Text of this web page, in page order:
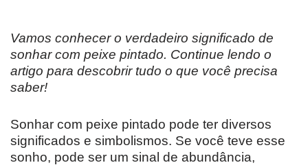
Vamos conhecer o verdadeiro significado de
sonhar com peixe pintado. Continue lendo o
artigo para descobrir tudo o que você precisa
saber!
Sonhar com peixe pintado pode ter diversos
significados e simbolismos. Se você teve esse
sonho, pode ser um sinal de abundância,